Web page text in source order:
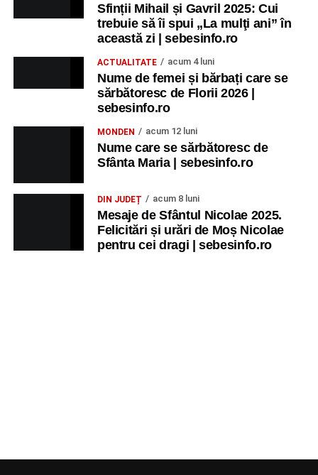
Sfinții Mihail și Gavril 2025: Cui
trebuie să îi spui „La mulţi ani” în
această zi | sebesinfo.ro
ACTUALITATE acum 4 luni
Nume de femei și bărbați care se
sărbătoresc de Florii 2026 |
sebesinfo.ro
MONDEN acum 12 luni
Nume care se sărbătoresc de
Sfânta Maria | sebesinfo.ro
DIN JUDEȚ acum 8 luni
Mesaje de Sfântul Nicolae 2025.
Felicitări și urări de Moș Nicolae
pentru cei dragi | sebesinfo.ro